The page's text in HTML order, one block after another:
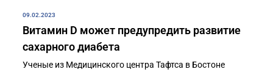
09.02.2023
Витамин D может предупредить развитие
сахарного диабета
Ученые из Медицинского центра Тафтса в Бостоне